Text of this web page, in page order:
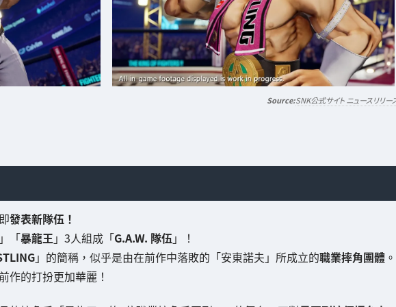
SNK公式サイト ニュースリリー
發表新隊伍！
「暴龍王」3人組成「G.A.W. 隊伍」！
」的簡稱，似乎是由在前作中落敗的「安東諾夫」所成立的職業摔角團體。
作的打扮更加華麗！